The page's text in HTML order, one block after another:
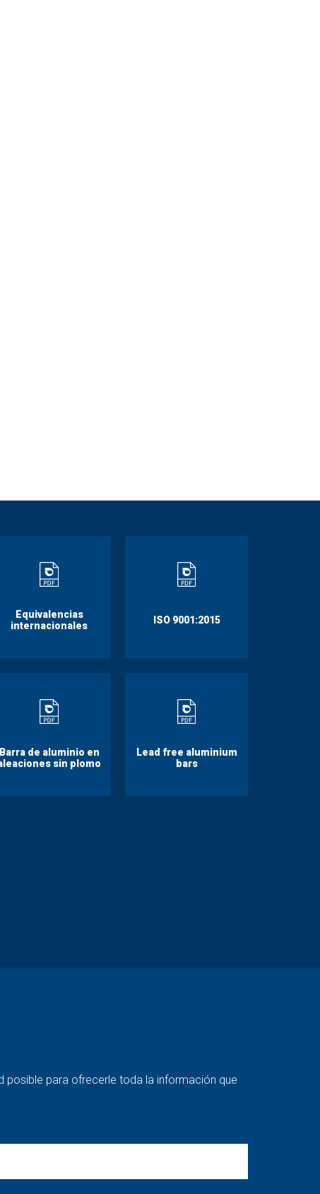
Equivalencias
internacionales
ISO 9001:2015
Barra de aluminio en
sin plomo
Lead free aluminium
bars
para ofrecerle toda la información que